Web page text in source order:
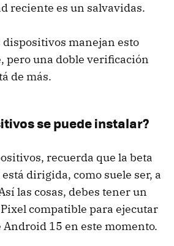
reciente es un salvavidas.
dispositivos manejan esto
pero una doble verificación
de más.
se puede instalar?
recuerda que la beta
dirigida, como suele ser, a
las cosas, debes tener un
compatible para ejecutar
15 en este momento.